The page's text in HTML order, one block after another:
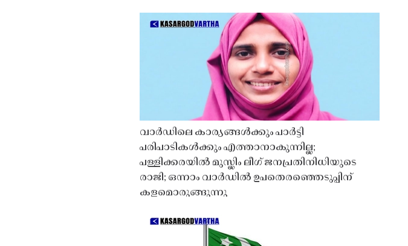
വാർഡിലെ കാര്യങ്ങൾക്കും പാർട്ടി
പരിപാടികൾക്കും എത്താനാകുന്നില്ല;
പള്ളിക്കരയിൽ മുസ്ലിം ലീഗ് ജനപ്രതിനിധിയുടെ
രാജി; ഒന്നാം വാർഡിൽ ഉപതെരഞ്ഞെടുപ്പിന്
കളമൊരുങ്ങുന്നു